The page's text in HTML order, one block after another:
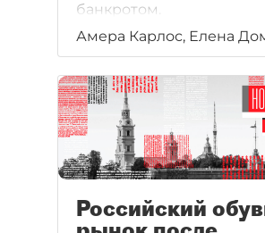
банкротом.
Амера Карлос, Елена
Российский